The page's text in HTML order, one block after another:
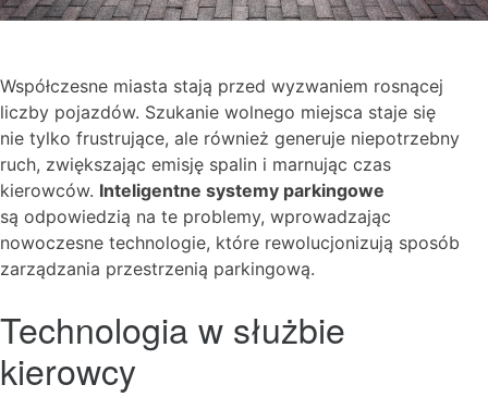
Współczesne miasta stają przed wyzwaniem rosnącej
liczby pojazdów. Szukanie wolnego miejsca staje się
nie tylko frustrujące, ale również generuje niepotrzebny
ruch, zwiększając emisję spalin i marnując czas
kierowców. Inteligentne systemy parkingowe
są odpowiedzią na te problemy, wprowadzając
nowoczesne technologie, które rewolucjonizują sposób
zarządzania przestrzenią parkingową.
Technologia w służbie
kierowcy